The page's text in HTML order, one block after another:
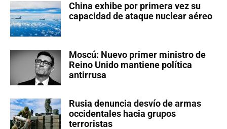
China exhibe por primera vez su
capacidad de ataque nuclear aéreo
Moscú: Nuevo primer ministro de
Reino Unido mantiene política
antirrusa
Rusia denuncia desvío de armas
occidentales hacia grupos
terroristas